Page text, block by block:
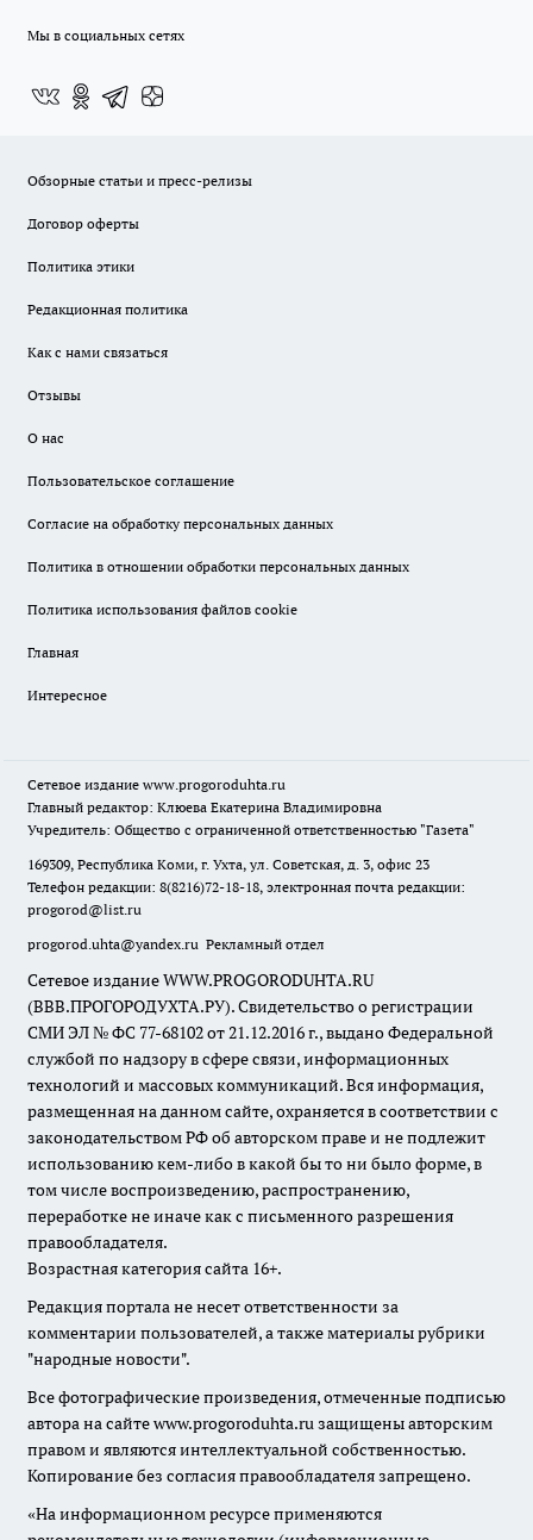
Мы в социальных сетях
Обзорные статьи и пресс-релизы
Договор оферты
Политика этики
Редакционная политика
Как с нами связаться
Отзывы
О нас
Пользовательское соглашение
Согласие на обработку персональных данных
Политика в отношении обработки персональных данных
Политика использования файлов cookie
Главная
Интересное
Сетевое издание www.progoroduhta.ru
Главный редактор: Клюева Екатерина Владимировна
Учредитель: Общество с ограниченной ответственностью "Газета"
169309, Республика Коми, г. Ухта, ул. Советская, д. 3, офис 23
Телефон редакции: 8(8216)72-18-18, электронная почта редакции:
progorod@list.ru
progorod.uhta@yandex.ru Рекламный отдел
Сетевое издание WWW.PROGORODUHTA.RU
(ВВВ.ПРОГОРОДУХТА.РУ). Свидетельство о регистрации
СМИ ЭЛ № ФС 77-68102 от 21.12.2016 г., выдано Федеральной
службой по надзору в сфере связи, информационных
технологий и массовых коммуникаций. Вся информация,
размещенная на данном сайте, охраняется в соответствии с
законодательством РФ об авторском праве и не подлежит
использованию кем-либо в какой бы то ни было форме, в
том числе воспроизведению, распространению,
переработке не иначе как с письменного разрешения
правообладателя.
Возрастная категория сайта 16+.
Редакция портала не несет ответственности за
комментарии пользователей, а также материалы рубрики
"народные новости".
Все фотографические произведения, отмеченные подписью
автора на сайте www.progoroduhta.ru защищены авторским
правом и являются интеллектуальной собственностью.
Копирование без согласия правообладателя запрещено.
«На информационном ресурсе применяются